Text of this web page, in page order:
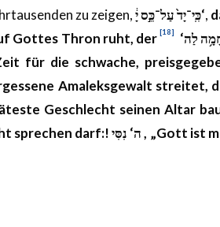
zu zeigen,
כִּֽי־יָד֙ עַל־כֵּ֣ס יָ֔‘,
Gottes Thron ruht, der [18]
לַה‘
für die schwache,
Amaleksgewalt streitet,
Geschlecht seinen Altar
sprechen darf:!
ה‘ נִסִּי
, „Gott ist